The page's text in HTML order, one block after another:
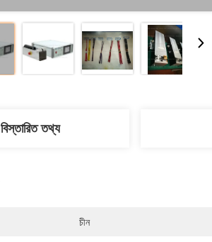
বিস্তারিত তথ্য
চীন